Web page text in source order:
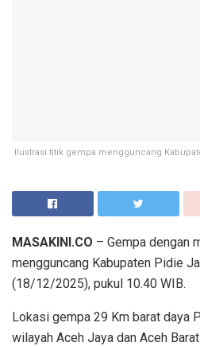
Ilustrasi titik gempa mengguncang
MASAKINI.CO – Gempa dengan
mengguncang Kabupaten Pidie
(18/12/2025), pukul 10.40 WIB.
Lokasi gempa 29 Km barat daya
wilayah Aceh Jaya dan Aceh